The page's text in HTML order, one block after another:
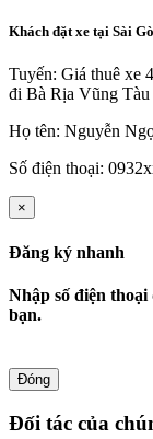
Khách đặt xe tại Sài
Tuyến: Giá thuê xe
đi Bà Rịa Vũng
Họ tên: Nguyễn
Số điện thoại:
×
Đăng ký nhanh
Nhập số điện thoại
bạn.
Đóng
Đối tác của